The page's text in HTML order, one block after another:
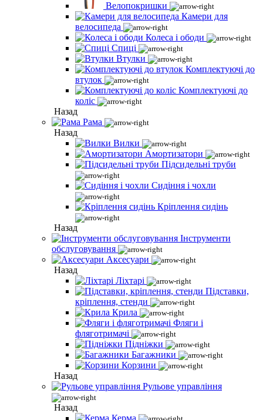
Велопокришки
Камери для
велосипеда
Колеса і ободи
Спиці
Втулки
Комплектуючі до
втулок
Комплектуючі до
коліс
Назад
Рама
Назад
Вилки
Амортизатори
Підсидельні труби
Сидіння і чохли
Кріплення сидінь
Назад
Інструменти
обслуговування
Аксесуари
Назад
Ліхтарі
Підставки,
кріплення, стенди
Крила
Фляги і
фляготримачі
Підніжки
Багажники
Корзини
Назад
Рульове управління
Назад
Керма